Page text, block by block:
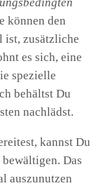
können den
ist, zusätzliche
es sich, eine
spezielle
behältst Du
nachlädst.
kannst Du
Das
auszunutzen